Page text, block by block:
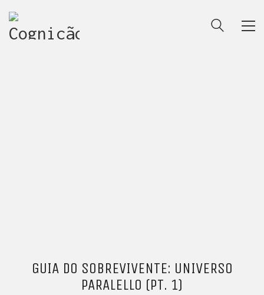
GUIA DO SOBREVIVENTE: UNIVERSO
PARALELLO (PT. 1)